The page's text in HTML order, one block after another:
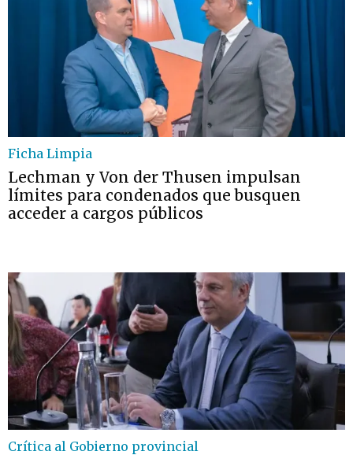
Ficha Limpia
Lechman y Von der Thusen impulsan
límites para condenados que busquen
acceder a cargos públicos
Crítica al Gobierno provincial